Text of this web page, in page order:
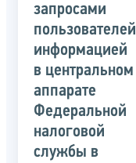
запросами
пользователей
информацией
в центральном
аппарате
Федеральной
налоговой
службы в